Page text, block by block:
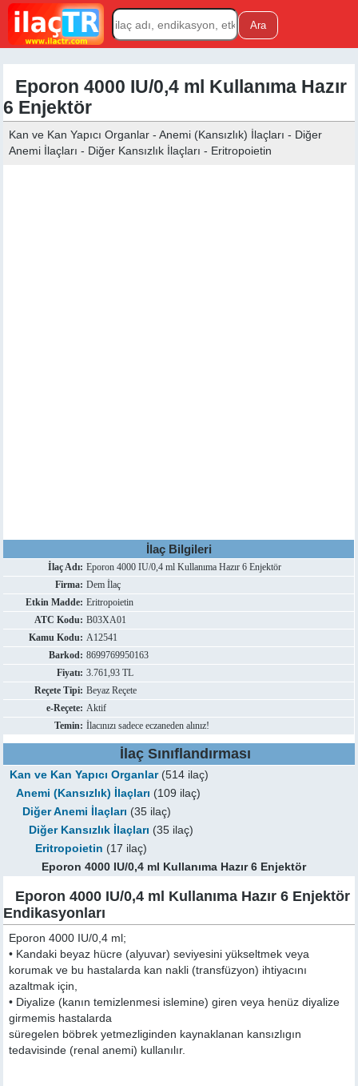
Eporon 4000 IU/0,4 ml Kullanıma Hazır
6 Enjektör
Kan ve Kan Yapıcı Organlar - Anemi (Kansızlık) İlaçları - Diğer
Anemi İlaçları - Diğer Kansızlık İlaçları - Eritropoietin
İlaç Bilgileri
İlaç Adı: Eporon 4000 IU/0,4 ml Kullanıma Hazır 6 Enjektör
Firma: Dem İlaç
Etkin Madde: Eritropoietin
ATC Kodu: B03XA01
Kamu Kodu: A12541
Barkod: 8699769950163
Fiyatı: 3.761,93 TL
Reçete Tipi: Beyaz Reçete
e-Reçete: Aktif
Temin: İlacınızı sadece eczaneden alınız!
İlaç Sınıflandırması
Kan ve Kan Yapıcı Organlar(514 ilaç)
Anemi (Kansızlık) İlaçları (109 ilaç)
Diğer Anemi İlaçları (35 ilaç)
Diğer Kansızlık İlaçları (35 ilaç)
Eritropoietin (17 ilaç)
Eporon 4000 IU/0,4 ml Kullanıma Hazır 6 Enjektör
Eporon 4000 IU/0,4 ml Kullanıma Hazır 6 Enjektör
Endikasyonları
Eporon 4000 IU/0,4 ml;
• Kandaki beyaz hücre (alyuvar) seviyesini yükseltmek veya
korumak ve bu hastalarda kan nakli (transfüzyon) ihtiyacını
azaltmak için,
• Diyalize (kanın temizlenmesi islemine) giren veya henüz diyalize
girmemis hastalarda
süregelen böbrek yetmezliginden kaynaklanan kansızlıgın
tedavisinde (renal anemi) kullanılır.